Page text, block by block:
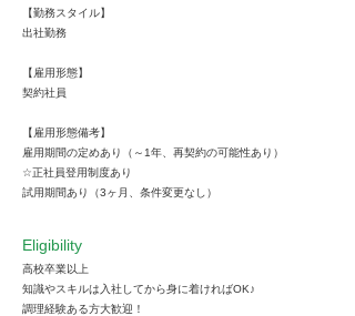
【勤務スタイル】
出社勤務
【雇用形態】
契約社員
【雇用形態備考】
雇用期間の定めあり（～1年、再契約の可能性あり）
☆正社員登用制度あり
試用期間あり（3ヶ月、条件変更なし）
Eligibility
高校卒業以上
知識やスキルは入社してから身に着ければOK♪
調理経験ある方大歓迎！